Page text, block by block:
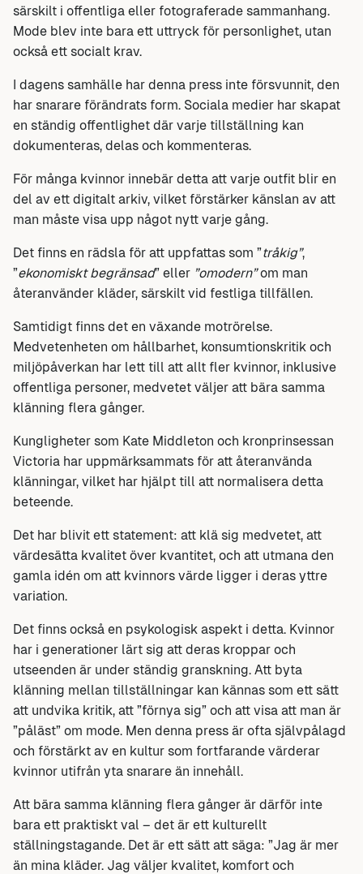
särskilt i offentliga eller fotograferade sammanhang.
Mode blev inte bara ett uttryck för personlighet, utan
också ett socialt krav.
I dagens samhälle har denna press inte försvunnit, den
har snarare förändrats form. Sociala medier har skapat
en ständig offentlighet där varje tillställning kan
dokumenteras, delas och kommenteras.
För många kvinnor innebär detta att varje outfit blir en
del av ett digitalt arkiv, vilket förstärker känslan av att
man måste visa upp något nytt varje gång.
Det finns en rädsla för att uppfattas som ”tråkig”,
”ekonomiskt begränsad” eller ”omodern”om man
återanvänder kläder, särskilt vid festliga tillfällen.
Samtidigt finns det en växande motrörelse.
Medvetenheten om hållbarhet, konsumtionskritik och
miljöpåverkan har lett till att allt fler kvinnor, inklusive
offentliga personer, medvetet väljer att bära samma
klänning flera gånger.
Kungligheter som Kate Middleton och kronprinsessan
Victoria har uppmärksammats för att återanvända
klänningar, vilket har hjälpt till att normalisera detta
beteende.
Det har blivit ett statement: att klä sig medvetet, att
värdesätta kvalitet över kvantitet, och att utmana den
gamla idén om att kvinnors värde ligger i deras yttre
variation.
Det finns också en psykologisk aspekt i detta. Kvinnor
har i generationer lärt sig att deras kroppar och
utseenden är under ständig granskning. Att byta
klänning mellan tillställningar kan kännas som ett sätt
att undvika kritik, att ”förnya sig” och att visa att man är
”påläst” om mode. Men denna press är ofta självpålagd
och förstärkt av en kultur som fortfarande värderar
kvinnor utifrån yta snarare än innehåll.
Att bära samma klänning flera gånger är därför inte
bara ett praktiskt val – det är ett kulturellt
ställningstagande. Det är ett sätt att säga: ”Jag är mer
än mina kläder. Jag väljer kvalitet, komfort och